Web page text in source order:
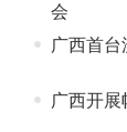
会
广西首
广西开